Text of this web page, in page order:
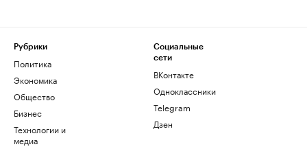
Рубрики
Политика
Экономика
Общество
Бизнес
Технологии и
медиа
Социальные
сети
ВКонтакте
Одноклассники
Telegram
Дзен